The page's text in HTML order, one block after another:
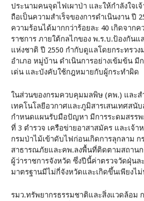
ประนามคนจุดไฟเผาป่า และให้กำลังใจ
ถือเป็นความสำเร็จของการดำเนินงาน ปี
ความร้อนได้มากกว่าร้อยละ 40 เกิดจาก
ราชการ ภายใต้กลไกของ พ.ร.บ.ป้องกันแ
แห่งชาติ ปี 2550 กำกับดูแลโดยกระทรว
อำเภอ หมู่บ้าน ดำเนินการอย่างเข้มข้น มี
เด่น และบังคับใช้กฎหมายกับผู้กระทำผิด
ในส่วนของกรมควบคุมมลพิษ (คพ.) และ
เทคโนโลยีอวกาศและภูมิสารเสนเทศสนั
กำหนดแผนรับมือปัญหา มีการระดมสรรพ
ที่ 3 ตำรวจ เครือข่ายอาสาสมัคร และเจ้
กรมป่าไม้เข้าดับไฟก่อนเกิดการลุกลาม ก
สาธารณภัยและคพ.ลงพื้นที่ติดตามสถาน
ผู้ว่าราชการจังหวัด ซึ่งปีนี้ค่าตรวจวัดฝุ่นล
มาตรฐานมีไม่กี่จังหวัดและเกิดขึ้นเพียงไ
รมว.ทรัพยากรธรรมชาติและสิ่งแวดล้อม